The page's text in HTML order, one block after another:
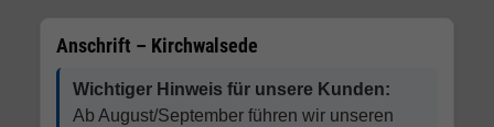
Anschrift – Kirchwalsede
Wichtiger Hinweis für unsere Kunden:
Ab August/September führen wir unseren